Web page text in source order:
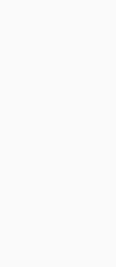
Caterpillar 966H